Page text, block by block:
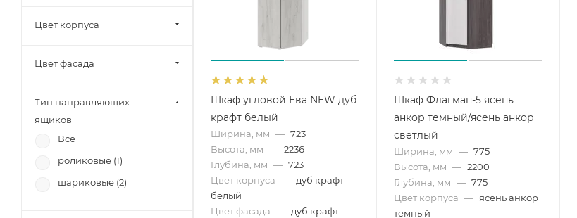
Шкаф угловой Ева NEW дуб
крафт белый
Ширина, мм — 723
Высота, мм — 2236
Глубина, мм — 723
Цвет корпуса — дуб крафт
белый
Цвет фасада — дуб крафт
Шкаф Флагман-5 ясень
анкор темный/ясень анкор
светлый
Ширина, мм — 775
Высота, мм — 2200
Глубина, мм — 775
Цвет корпуса — ясень анкор
темный
Аквилон (
Цвет корпуса
Цвет фасада
Тип направляющих
ящиков
Все
роликовые (1)
шариковые (2)